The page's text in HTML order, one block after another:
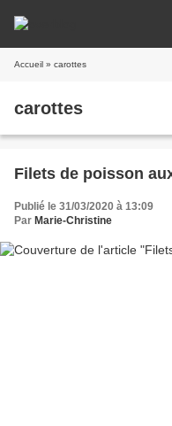
Accueil » carottes
carottes
Filets de poisson
Publié le 31/03/2020 à 13:09
Par Marie-Christine